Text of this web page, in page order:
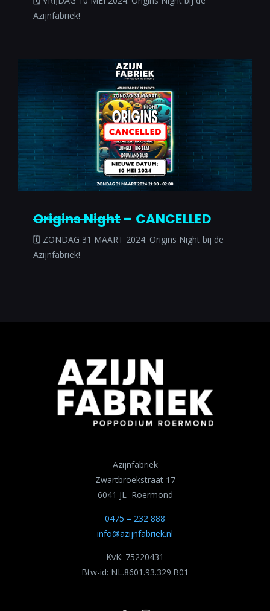
Azijnfabriek!
Origins Night– CANCELLED
🗓 ZONDAG 31 MAART 2024: Origins Night bij de
Azijnfabriek!
Azijnfabriek
Zwartbroekstraat 17
6041 JL Roermond
0475 – 232 888
info@azijnfabriek.nl
KvK: 75220431
Btw-id: NL.8601.93.329.B01